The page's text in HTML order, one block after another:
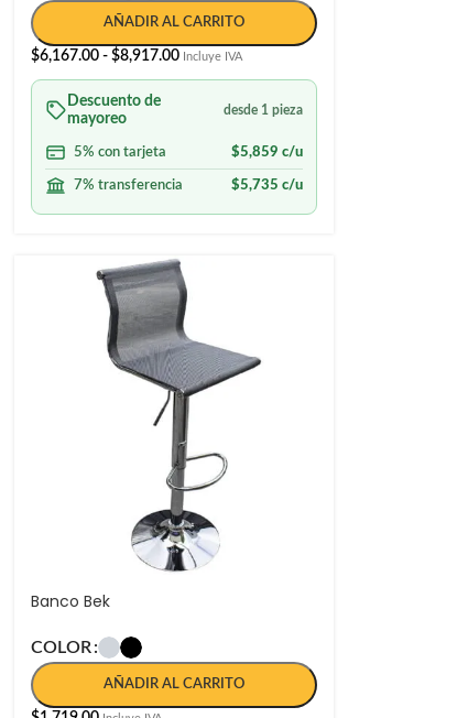
AÑADIR AL CARRITO
$6,167.00 - $8,917.00 Incluye IVA
Descuento de
mayoreo
desde 1 pieza
5% con tarjeta $5,859 c/u
7% transferencia $5,735 c/u
Banco Bek
COLOR
AÑADIR AL CARRITO